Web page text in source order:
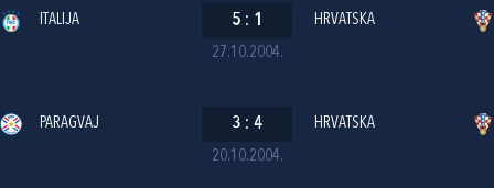
27.10.2004.
ITALIJA 5 : 1 HRVATSKA
20.10.2004.
PARAGVAJ 3 : 4 HRVATSKA